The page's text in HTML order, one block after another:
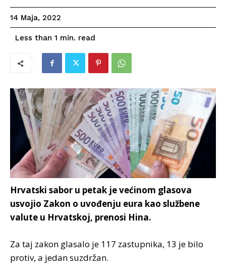
14 Maja, 2022
Less than 1 min. read
Hrvatski sabor u petak je većinom glasova
usvojio Zakon o uvođenju eura kao službene
valute u Hrvatskoj, prenosi Hina.
Za taj zakon glasalo je 117 zastupnika, 13 je bilo
protiv, a jedan suzdržan.